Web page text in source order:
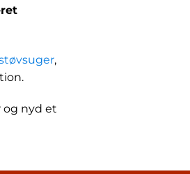
,
nyd et